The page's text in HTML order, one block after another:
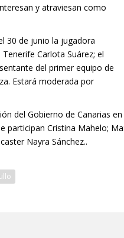
y atraviesan como
30 de junio la jugadora
Carlota Suárez; el
del primer equipo de
Estará moderada por
del Gobierno de Canarias en
participan Cristina Mahelo;
Nayra Sánchez..